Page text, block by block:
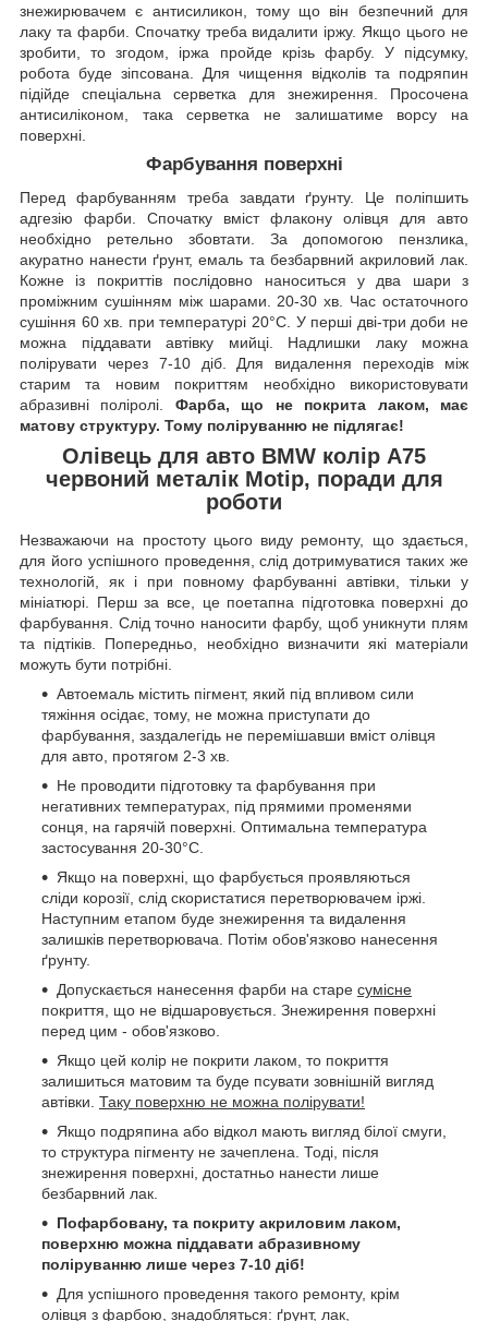
знежирювачем є антисиликон, тому що він безпечний для
лаку та фарби. Спочатку треба видалити іржу. Якщо цього не
зробити, то згодом, іржа пройде крізь фарбу. У підсумку,
робота буде зіпсована. Для чищення відколів та подряпин
підійде спеціальна серветка для знежирення. Просочена
антисиліконом, така серветка не залишатиме ворсу на
поверхні.
Фарбування поверхні
Перед фарбуванням треба завдати ґрунту. Це поліпшить
адгезію фарби. Спочатку вміст флакону олівця для авто
необхідно ретельно збовтати. За допомогою пензлика,
акуратно нанести ґрунт, емаль та безбарвний акриловий лак.
Кожне із покриттів послідовно наноситься у два шари з
проміжним сушінням між шарами. 20-30 хв. Час остаточного
сушіння 60 хв. при температурі 20°C. У перші дві-три доби не
можна піддавати автівку мийці. Надлишки лаку можна
полірувати через 7-10 діб. Для видалення переходів між
старим та новим покриттям необхідно використовувати
абразивні поліролі. Фарба, що не покрита лаком, має
матову структуру. Тому поліруванню не підлягає!
Олівець для авто BMW колір A75
червоний металік Motip, поради для
роботи
Незважаючи на простоту цього виду ремонту, що здається,
для його успішного проведення, слід дотримуватися таких же
технологій, як і при повному фарбуванні автівки, тільки у
мініатюрі. Перш за все, це поетапна підготовка поверхні до
фарбування. Слід точно наносити фарбу, щоб уникнути плям
та підтіків. Попередньо, необхідно визначити які матеріали
можуть бути потрібні.
Автоемаль містить пігмент, який під впливом сили
тяжіння осідає, тому, не можна приступати до
фарбування, заздалегідь не перемішавши вміст олівця
для авто, протягом 2-3 хв.
Не проводити підготовку та фарбування при
негативних температурах, під прямими променями
сонця, на гарячій поверхні. Оптимальна температура
застосування 20-30°C.
Якщо на поверхні, що фарбується проявляються
сліди корозії, слід скористатися перетворювачем іржі.
Наступним етапом буде знежирення та видалення
залишків перетворювача. Потім обов'язково нанесення
ґрунту.
Допускається нанесення фарби на старе сумісне
покриття, що не відшаровується. Знежирення поверхні
перед цим - обов'язково.
Якщо цей колір не покрити лаком, то покриття
залишиться матовим та буде псувати зовнішній вигляд
автівки. Таку поверхню не можна полірувати!
Якщо подряпина або відкол мають вигляд білої смуги,
то структура пігменту не зачеплена. Тоді, після
знежирення поверхні, достатньо нанести лише
безбарвний лак.
Пофарбовану, та покриту акриловим лаком,
поверхню можна піддавати абразивному
поліруванню лише через 7-10 діб!
Для успішного проведення такого ремонту, крім
олівця з фарбою, знадобляться: ґрунт, лак,